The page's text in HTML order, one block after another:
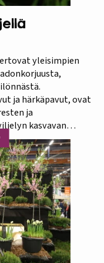
yleisimpien
ja härkäpavut, ovat
ja
kasvavan
osuutta
proteiinia -
jotka
määrää
monia